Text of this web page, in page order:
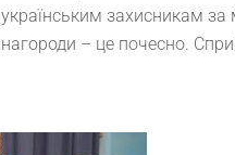
захисникам
нагороди – це почесно.